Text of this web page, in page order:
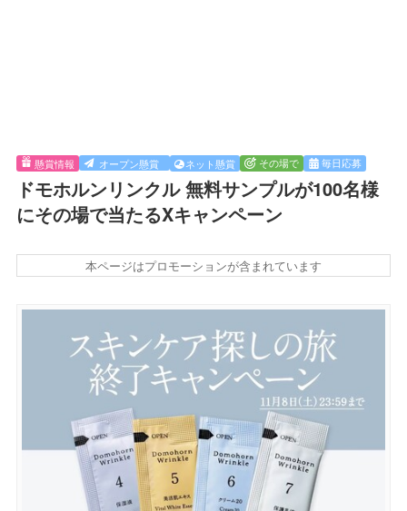
懸賞情報 オープン懸賞 ネット懸賞 その場で 毎日応募
ドモホルンリンクル 無料サンプルが100名様
にその場で当たるXキャンペーン
本ページはプロモーションが含まれています